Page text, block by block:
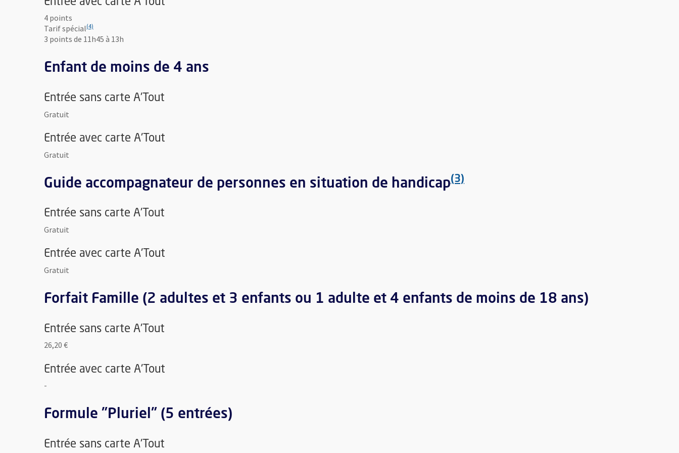
4 points
Tarif spécial(4)
3 points de 11h45 à 13h
Enfant de moins de 4 ans
Entrée sans carte A'Tout
Gratuit
Entrée avec carte A'Tout
Gratuit
Guide accompagnateur de personnes en situation de handicap(3)
Entrée sans carte A'Tout
Gratuit
Entrée avec carte A'Tout
Gratuit
Forfait Famille (2 adultes et 3 enfants ou 1 adulte et 4 enfants de moins de 18 ans)
Entrée sans carte A'Tout
26,20 €
Entrée avec carte A'Tout
-
Formule "Pluriel" (5 entrées)
Entrée sans carte A'Tout